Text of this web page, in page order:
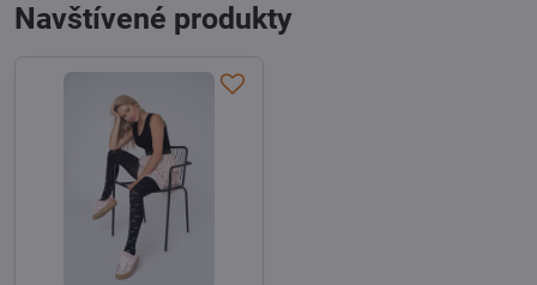
Navštívené produkty